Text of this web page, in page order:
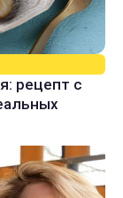
рецепт с